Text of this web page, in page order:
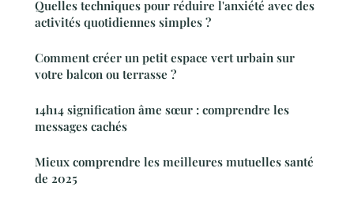
Quelles techniques pour réduire l'anxiété avec des
activités quotidiennes simples ?
Comment créer un petit espace vert urbain sur
votre balcon ou terrasse ?
14h14 signification âme sœur : comprendre les
messages cachés
Mieux comprendre les meilleures mutuelles santé
de 2025